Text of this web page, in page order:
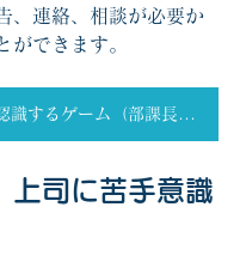
、連絡、相談が必要か
ができます。
司に苦手意識